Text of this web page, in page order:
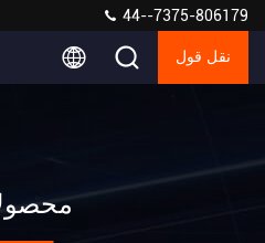
44--7375-806179
نقل قول